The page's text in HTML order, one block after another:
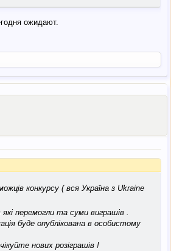
ожидают.
конкурсу ( вся Україна з Ukraine
перемогли та суми виграшів .
буде опублікована в особистому
нових розіграшів !